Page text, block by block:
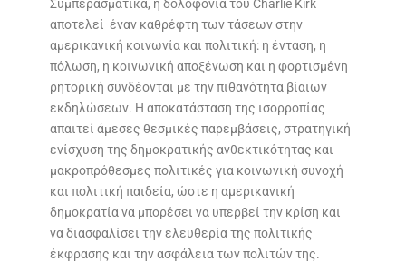
Συμπερασματικά, η δολοφονία του Charlie Kirk
αποτελεί έναν καθρέφτη των τάσεων στην
αμερικανική κοινωνία και πολιτική: η ένταση, η
πόλωση, η κοινωνική αποξένωση και η φορτισμένη
ρητορική συνδέονται με την πιθανότητα βίαιων
εκδηλώσεων. Η αποκατάσταση της ισορροπίας
απαιτεί άμεσες θεσμικές παρεμβάσεις, στρατηγική
ενίσχυση της δημοκρατικής ανθεκτικότητας και
μακροπρόθεσμες πολιτικές για κοινωνική συνοχή
και πολιτική παιδεία, ώστε η αμερικανική
δημοκρατία να μπορέσει να υπερβεί την κρίση και
να διασφαλίσει την ελευθερία της πολιτικής
έκφρασης και την ασφάλεια των πολιτών της.